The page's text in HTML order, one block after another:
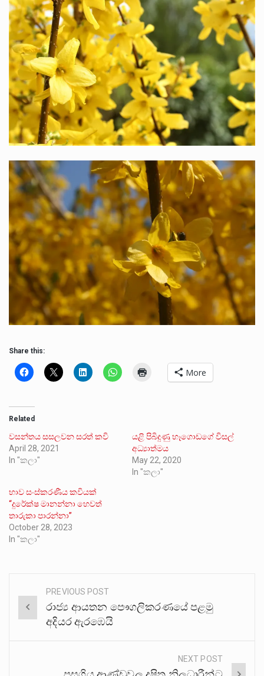
Share this:
More
Related
වසන්තය සසලවන සරත් කවි
April 28, 2021
In "කලා"
යළි පිබිදුණු හෑගොඩගේ විසල්
අධ්‍යාත්මය
May 22, 2020
In "කලා"
භාව සංස්කරණීය කවියක්
“දුරේක්ෂ මානන්නා හෙවත්
තාරුකා පාරන්නා”
October 28, 2023
In "කලා"
Post
navigation
PREVIOUS POST
රාජ්‍ය ආයතන පෞගලිකරණයේ පළමු
අදියර ඇරඹෙයි
NEXT POST